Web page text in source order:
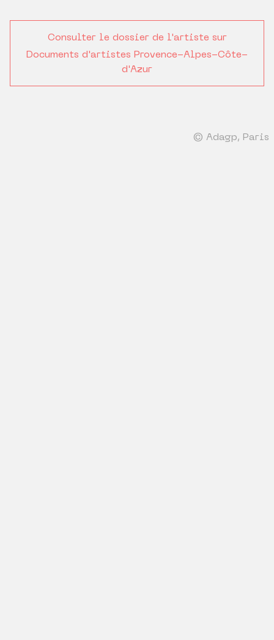
Consulter le dossier de l'artiste sur
Documents d'artistes Provence-Alpes-Côte-
d'Azur
© Adagp, Paris